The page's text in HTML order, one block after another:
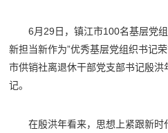
6月29日，镇江市100名基层党
新担当新作为”优秀基层党组织书记
市供销社离退休干部党支部书记殷
记。
在殷洪年看来，思想上紧跟新